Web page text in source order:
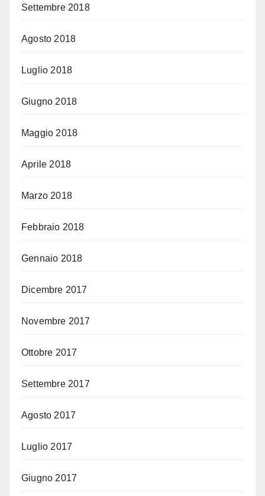
Settembre 2018
Agosto 2018
Luglio 2018
Giugno 2018
Maggio 2018
Aprile 2018
Marzo 2018
Febbraio 2018
Gennaio 2018
Dicembre 2017
Novembre 2017
Ottobre 2017
Settembre 2017
Agosto 2017
Luglio 2017
Giugno 2017